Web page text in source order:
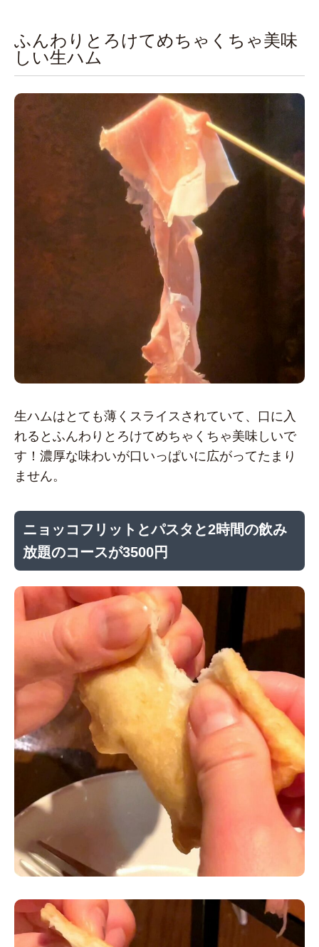
ふんわりとろけてめちゃくちゃ美味
しい生ハム
生ハムはとても薄くスライスされていて、口に入
れるとふんわりとろけてめちゃくちゃ美味しいで
す！濃厚な味わいが口いっぱいに広がってたまり
ません。
ニョッコフリットとパスタと2時間の飲み
放題のコースが3500円